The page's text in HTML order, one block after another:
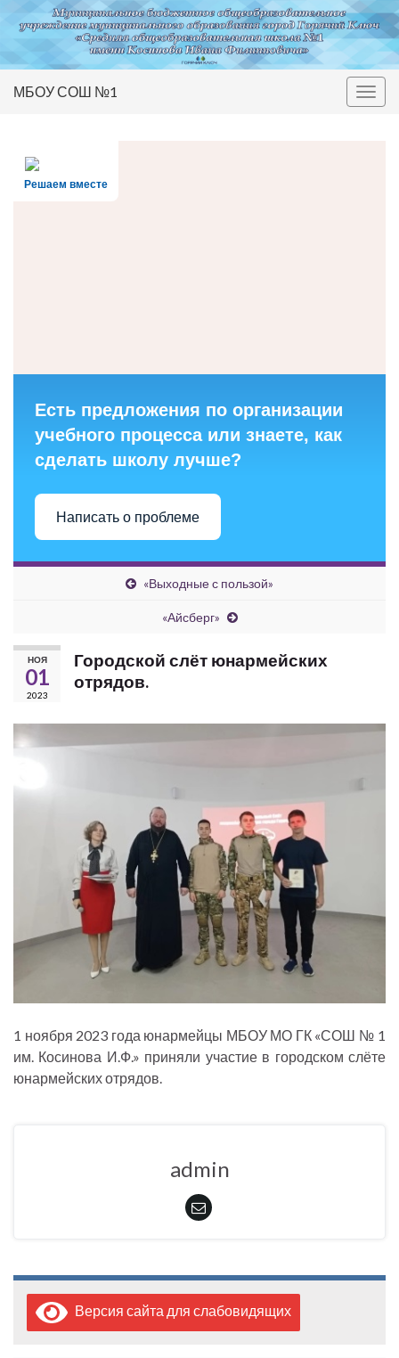
Вкл/
МБОУ СОШ №1
Решаем вместе
Есть предложения по организации
учебного процесса или знаете, как
сделать школу лучше?
Написать о проблеме
«Выходные с пользой»
«Айсберг»
НОЯ
01
2023
Городской слёт юнармейских
отрядов.
1 ноября 2023 года юнармейцы МБОУ МО ГК «СОШ № 1
им. Косинова И.Ф.» приняли участие в городском слёте
юнармейских отрядов.
admin
Версия сайта для слабовидящих